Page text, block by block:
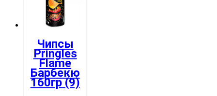
Чипсы
Pringles
Flame
Барбекю
160гр (9)